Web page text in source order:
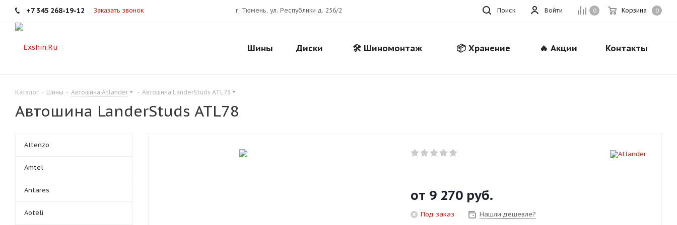
+7 345 268-19-12 Заказать звонок 0 Корзина 0
Войти
г. Тюмень, ул. Республики д. 256/2 Поиск
Шины Диски 🛠️ Шиномонтаж 📦 Хранение 🔥 Акции Контакты
Каталог - Шины - Автошина Atlander - Автошина LanderStuds ATL78
Автошина LanderStuds ATL78
от 9 270 руб.
Под заказ Нашли дешевле?
Altenzo
Amtel
Antares
Aoteli
Для клиентов всех банков